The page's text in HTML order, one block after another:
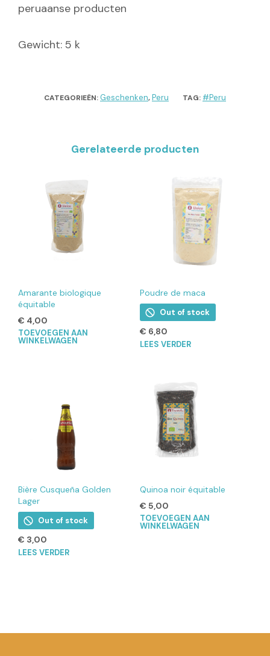
peruaanse producten
Gewicht: 5 k
CATEGORIEËN: Geschenken,Peru TAG: #Peru
Gerelateerde producten
Amarante biologique
équitable
€ 4,00
TOEVOEGEN AAN
WINKELWAGEN
Poudre de maca
Out of stock
€ 6,80
LEES VERDER
Bière Cusqueña Golden
Lager
Out of stock
€ 3,00
LEES VERDER
Quinoa noir équitable
€ 5,00
TOEVOEGEN AAN
WINKELWAGEN